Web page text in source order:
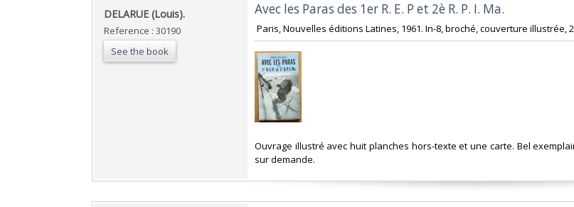
‎DELARUE (Louis).‎
Reference : 30190
See the book
‎Avec les Paras des 1er R. E. P et 2è R. P. I. Ma.‎
Paris, Nouvelles éditions Latines, 1961. In-8, broché, couverture illustrée,
‎Ouvrage illustré avec huit planches hors-texte et une carte. Bel
sur demande.‎